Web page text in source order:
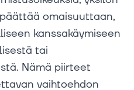
omaisuuttaan,
kanssakäymiseen
tai
Nämä piirteet
vaihtoehdon